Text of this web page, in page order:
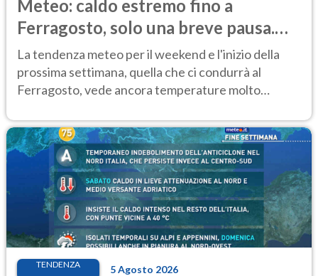
Meteo: caldo estremo fino a
Ferragosto, solo una breve pausa.
Ecco dove
La tendenza meteo per il weekend e l'inizio della
prossima settimana, quella che ci condurrà al
Ferragosto, vede ancora temperature molto
TENDENZA 5 Agosto 2026